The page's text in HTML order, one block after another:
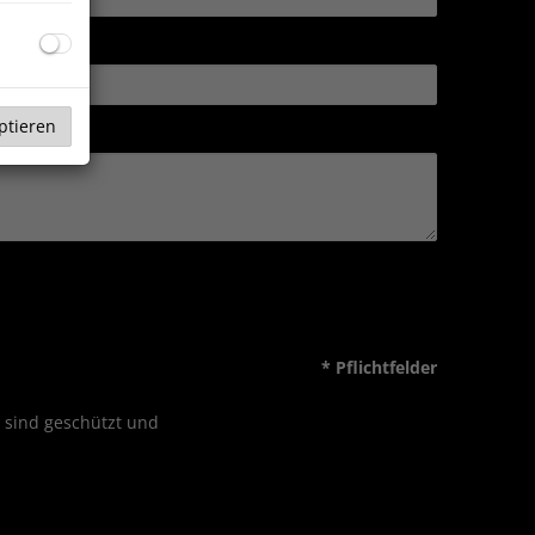
* Pflichtfelder
geschützt und